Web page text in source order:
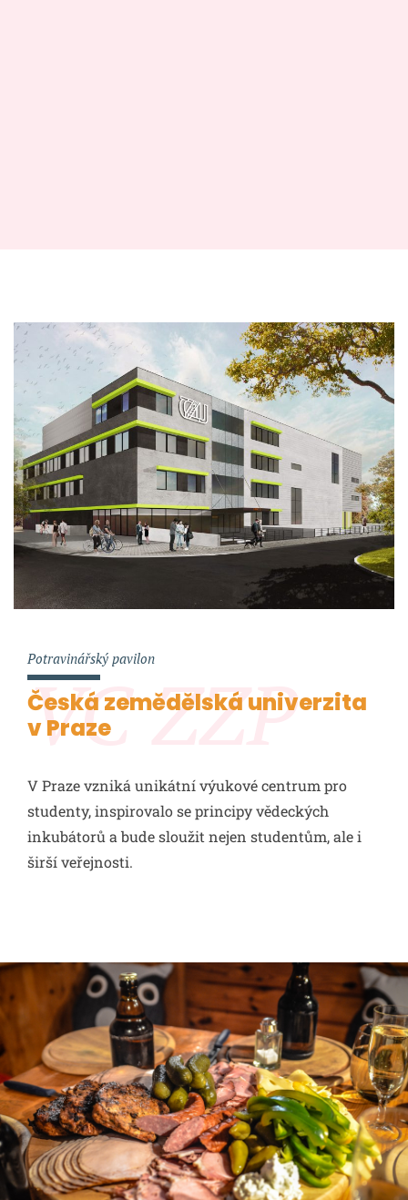
VC ZZP
Potravinářský pavilon
Česká zemědělská univerzita
v Praze
V Praze vzniká unikátní výukové centrum pro
studenty, inspirovalo se principy vědeckých
inkubátorů a bude sloužit nejen studentům, ale i
širší veřejnosti.